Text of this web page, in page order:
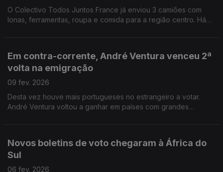
O Colectivo Todos Juntos France já enviou 3 camiões com
lonas, ferramentas, roupa e comida para a região centro. Há
Em contra-corrente, André Ventura venceu 2ª
volta na emigração
09 fev. 2026
Desta vez houve mais portugueses no estrangeiro a votar.
André Ventura voltou a ganhar em países com grandes
Novos boletins de voto chegaram à África do
Sul
06 fev. 2026